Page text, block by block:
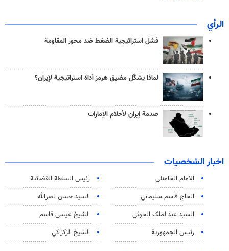
الرأي
فشل استراتيجية الضغط ضد محور المقاومة
لماذا يشكّل مضيق هرمز أداة استراتيجية لإيران؟
صدمة إيران لأحلام الإمارات
اخبار الشخصيات
الامام الخامنئي
رئیس السلطة القضائیة
الحاج قاسم سليماني
السيد حسن نصرالله
السید عبدالملک الحوثي
الشيخ عيسى قاسم
رئيس الجمهورية
الشيخ الزكزاكي